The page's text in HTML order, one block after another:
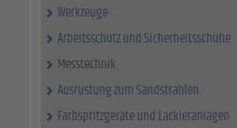
Werkzeuge
Arbeitsschutz und Sicherheitsschuhe
Messtechnik
Ausrüstung zum Sandstrahlen
Farbspritzgeräte und Lackieranlagen